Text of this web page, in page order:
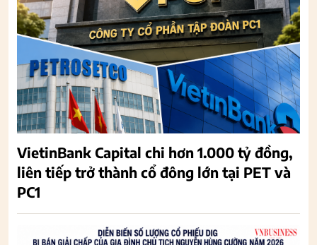
VietinBank Capital chi hơn 1.000 tỷ đồng,
liên tiếp trở thành cổ đông lớn tại PET và
PC1